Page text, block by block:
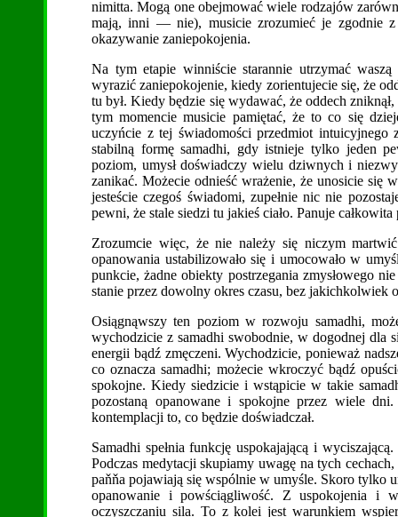
nimitta. Mogą one obejmować wiele rodzajów
mają, inni — nie), musicie zrozumieć je zgodnie
okazywanie zaniepokojenia.
Na tym etapie winniście starannie utrzymać
wyrazić zaniepokojenie, kiedy zorientujecie się, że
tu był. Kiedy będzie się wydawać, że oddech
tym momencie musicie pamiętać, że to co się
uczyńcie z tej świadomości przedmiot intuicyjnego
stabilną formę samadhi, gdy istnieje tylko jeden
poziom, umysł doświadczy wielu dziwnych i
zanikać. Możecie odnieść wrażenie, że unosicie
jesteście czegoś świadomi, zupełnie nic nie
pewni, że stale siedzi tu jakieś ciało. Panuje
Zrozumcie więc, że nie należy się niczym
opanowania ustabilizowało się i umocowało w
punkcie, żadne obiekty postrzegania zmysłowego
stanie przez dowolny okres czasu, bez jakichkolwiek
Osiągnąwszy ten poziom w rozwoju samadhi,
wychodzicie z samadhi swobodnie, w dogodnej dla
energii bądź zmęczeni. Wychodzicie, ponieważ
co oznacza samadhi; możecie wkroczyć bądź
spokojne. Kiedy siedzicie i wstąpicie w takie
pozostaną opanowane i spokojne przez wiele
kontemplacji to, co będzie doświadczał.
Samadhi spełnia funkcję uspokajającą i
Podczas medytacji skupiamy uwagę na tych
paňňa pojawiają się wspólnie w umyśle. Skoro tylko
opanowanie i powściągliwość. Z uspokojenia i
oczyszczaniu sila. To z kolei jest warunkiem